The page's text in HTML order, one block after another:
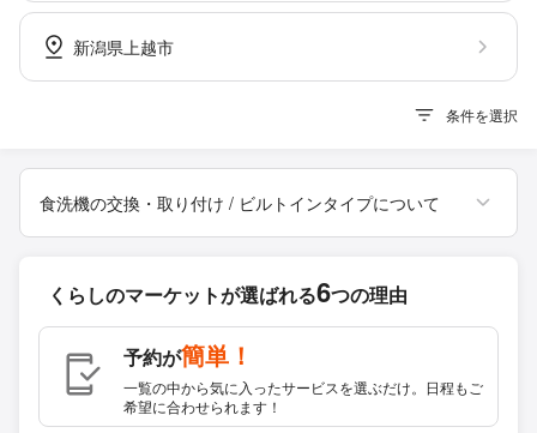
新潟県上越市
条件を選択
食洗機の交換・取り付け / ビルトインタイプについて
くらしのマーケットが選ばれる6つの理由
予約が簡単！
一覧の中から気に入ったサービスを選ぶだけ。日程もご
希望に合わせられます！